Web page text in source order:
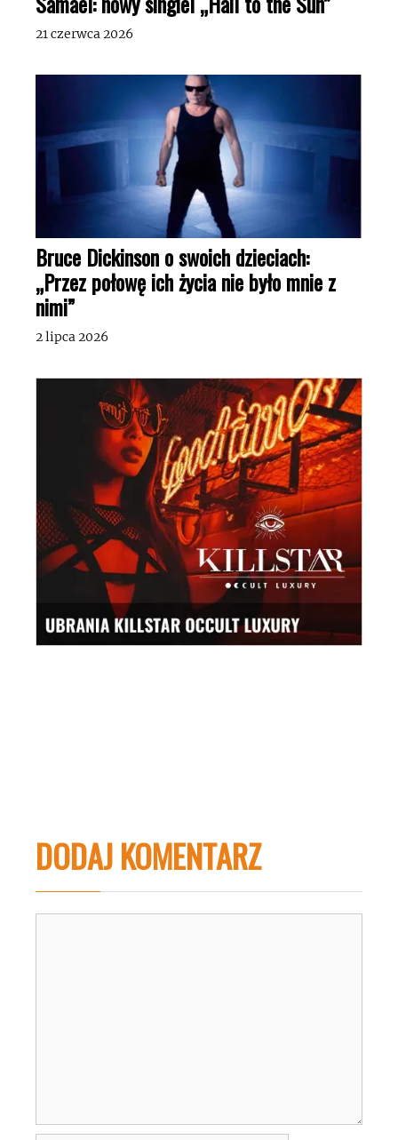
21 czerwca 2026
Bruce Dickinson o swoich dzieciach:
„Przez połowę ich życia nie było mnie z
nimi”
2 lipca 2026
DODAJ KOMENTARZ